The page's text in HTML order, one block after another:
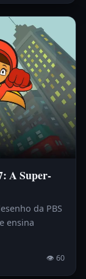
A Super-
da PBS
ensina
👁 60